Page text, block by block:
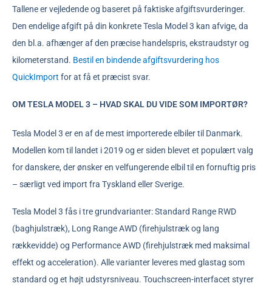
Tallene er vejledende og baseret på faktiske afgiftsvurderinger.
Den endelige afgift på din konkrete Tesla Model 3 kan afvige, da
den bl.a. afhænger af den præcise handelspris, ekstraudstyr og
kilometerstand. Bestil en bindende afgiftsvurdering hos
QuickImport for at få et præcist svar.
OM TESLA MODEL 3 – HVAD SKAL DU VIDE SOM IMPORTØR?
Tesla Model 3 er en af de mest importerede elbiler til Danmark.
Modellen kom til landet i 2019 og er siden blevet et populært valg
for danskere, der ønsker en velfungerende elbil til en fornuftig pris
– særligt ved import fra Tyskland eller Sverige.
Tesla Model 3 fås i tre grundvarianter: Standard Range RWD
(baghjulstræk), Long Range AWD (firehjulstræk og lang
rækkevidde) og Performance AWD (firehjulstræk med maksimal
effekt og acceleration). Alle varianter leveres med glastag som
standard og et højt udstyrsniveau. Touchscreen-interfacet styrer